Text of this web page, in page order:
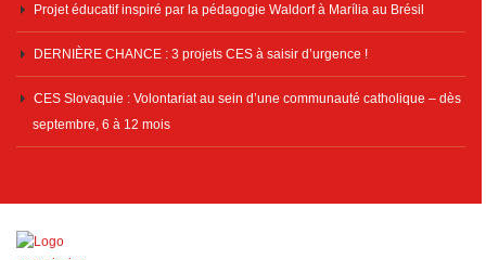
Projet éducatif inspiré par la pédagogie Waldorf à Marília au Brésil
DERNIÈRE CHANCE : 3 projets CES à saisir d’urgence !
CES Slovaquie : Volontariat au sein d’une communauté catholique – dès
septembre, 6 à 12 mois